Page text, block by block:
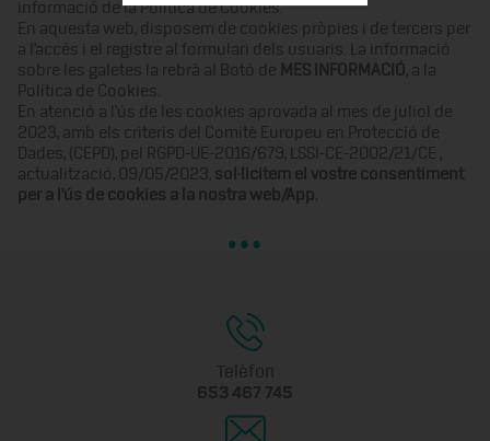
informació de la Política de Cookies.
En aquesta web, disposem de cookies pròpies i de tercers per
a l'accés i el registre al formulari dels usuaris. La informació
sobre les galetes la rebrà al Botó de MES INFORMACIÓ , a la
Política de Cookies.
En atenció a l'ús de les cookies aprovada al mes de juliol de
2023, amb els criteris del Comitè Europeu en Protecció de
Dades, (CEPD), pel RGPD-UE-2016/679, LSSI-CE-2002/21/CE ,
actualització, 09/05/2023, sol·licitem el vostre consentiment
per a l'ús de cookies a la nostra web/App.